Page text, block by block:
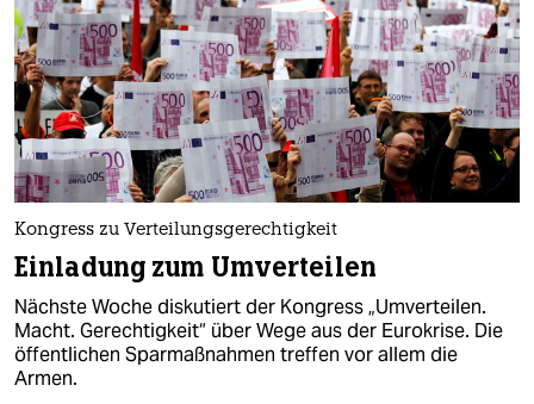
Kongress zu Verteilungsgerechtigkeit
Einladung zum Umverteilen
Nächste Woche diskutiert der Kongress „Umverteilen.
Macht. Gerechtigkeit“ über Wege aus der Eurokrise. Die
öffentlichen Sparmaßnahmen treffen vor allem die
Armen.